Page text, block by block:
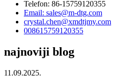
Telefon: 86-15759120355
Email: sales@m-dtg.com
crystal.chen@xmdtjmy.com
008615759120355
najnoviji blog
11.09.2025.